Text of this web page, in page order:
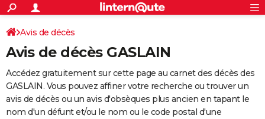
ACTUALITÉS
Politique
Société
Faits Divers
Education
Monde
Villes
+
SPORT
Coupe du monde 2026
Football
Tennis
Cyclisme
Rugby
Forum
Programme TV
TNT
Streaming
Cinéma
Sorties cinéma
Musique
+
FINANCE
Retraite
Epargne
Immobilier
Risques naturels par ville
Banque
Assurance
AUTO
Avis de décès
Avis de décès GASLAIN
Accédez gratuitement sur cette page au carnet des décès des
GASLAIN. Vous pouvez affiner votre recherche ou trouver un
avis de décès ou un avis d'obsèques plus ancien en tapant le
nom d'un défunt et/ou le nom ou le code postal d'une